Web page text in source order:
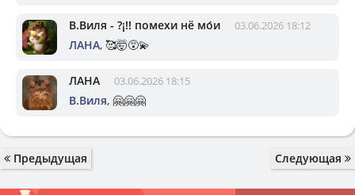
В.Виля - ?¡!! помехи нё мо́и 03.06.2026 18:12
ЛАНА, 🥰🤯😵‍💫
ЛАНА 03.06.2026 18:15
В.Виля, 🤗🤗🤗
Предыдущая Следующая